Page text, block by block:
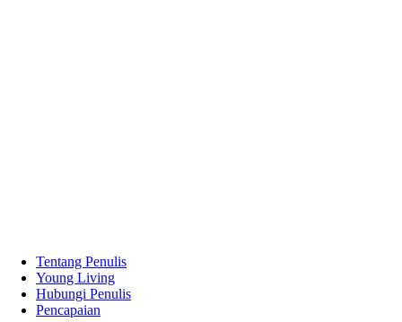
Tentang Penulis
Young Living
Hubungi Penulis
Pencapaian